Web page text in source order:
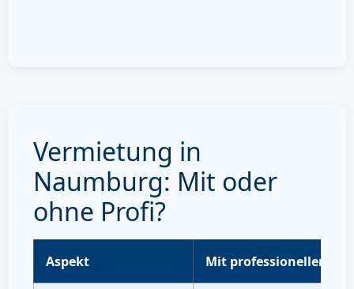
Vermietung in
Naumburg: Mit oder
ohne Profi?
Aspekt Mit professioneller